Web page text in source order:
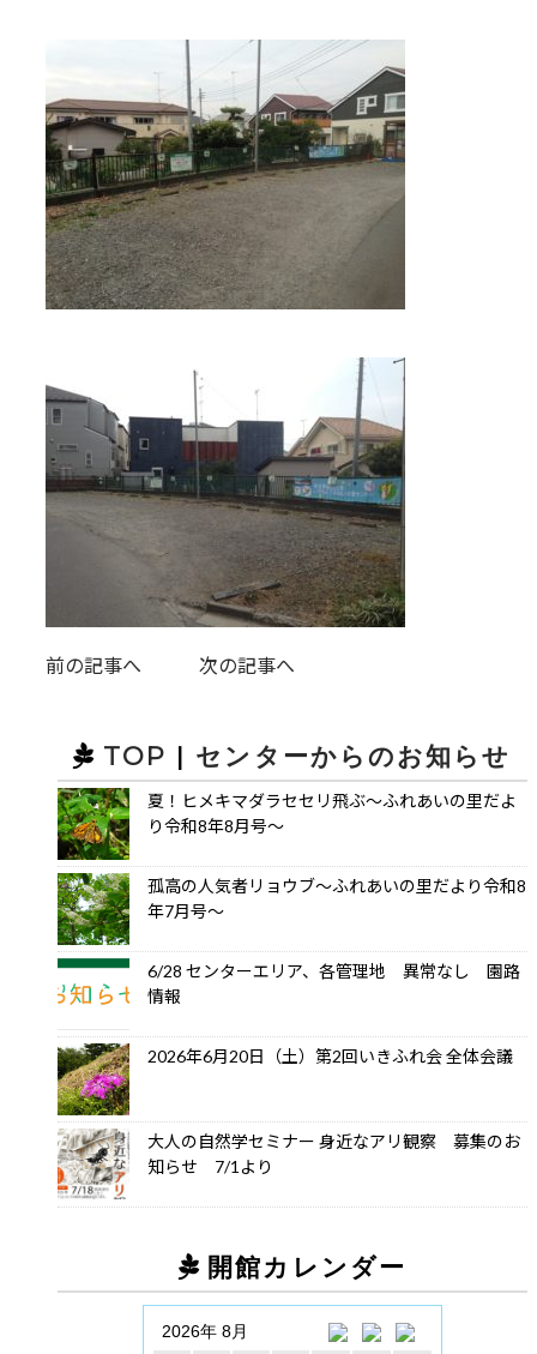
前の記事へ 次の記事へ
TOP | センターからのお知らせ
夏！ヒメキマダラセセリ飛ぶ～ふれあいの里だよ
り令和8年8月号～
孤高の人気者リョウブ～ふれあいの里だより令和8
年7月号～
6/28 センターエリア、各管理地 異常なし 園路
情報
2026年6月20日（土）第2回いきふれ会 全体会議
大人の自然学セミナー 身近なアリ観察 募集のお
知らせ 7/1より
開館カレンダー
2026年 8月